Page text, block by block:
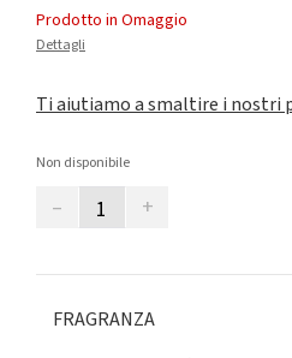
Prodotto in Omaggio
Dettagli
Ti aiutiamo a smaltire i nostri
Non disponibile
– +
FRAGRANZA